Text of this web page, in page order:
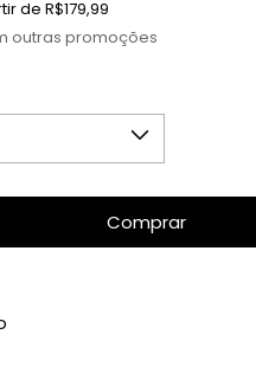
de R$179,99
outras promoções